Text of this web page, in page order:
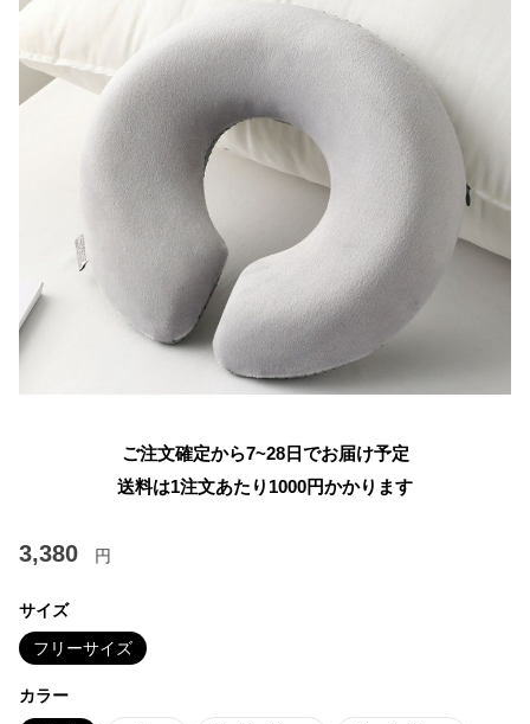
ご注文確定から7~28日でお届け予定
送料は1注文あたり 1000円かかります
3,380 円
サイズ
フリーサイズ
カラー